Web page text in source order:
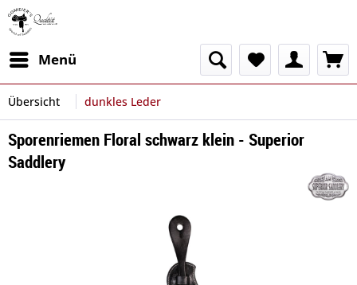
Menü
Übersicht dunkles Leder
Sporenriemen Floral schwarz klein - Superior
Saddlery